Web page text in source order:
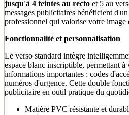
jusqu'à 4 teintes au recto et 5 au
messages publicitaires bénéficient
professionnel qui valorise votre image
Fonctionnalité et personnalisation
Le verso standard intègre
espace blanc inscriptible, permettant à
informations importantes : codes
numéros d'urgence. Cette double
publicitaire en outil pratique du
Matière PVC résistante et